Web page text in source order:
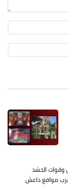
وقوات الحشد
مواقع داعش